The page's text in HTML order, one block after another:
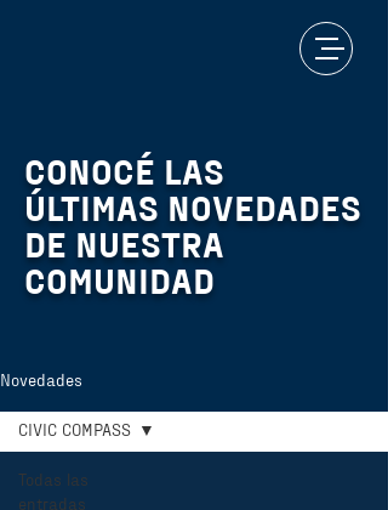
CONOCÉ LAS
ÚLTIMAS NOVEDADES
DE NUESTRA
COMUNIDAD
Novedades
Todas las
entradas
CIVIC COMPASS